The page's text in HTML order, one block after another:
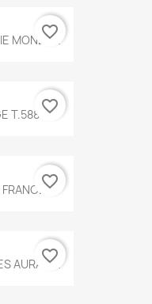
MONET...
favorite_border
T.588 favorite_border
FRANCE...
favorite_border
AURA T...
favorite_border